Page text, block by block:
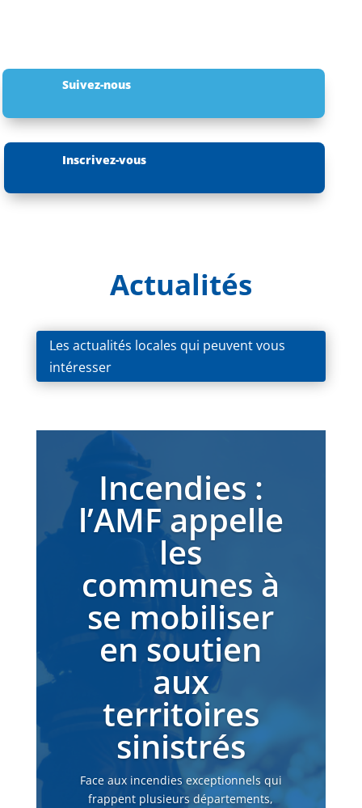
Suivez-nous
Inscrivez-vous
Actualités
Les actualités locales qui peuvent vous
intéresser
Incendies :
l’AMF appelle
les
communes à
se mobiliser
en soutien
aux
territoires
sinistrés
Face aux incendies exceptionnels qui
frappent plusieurs départements,